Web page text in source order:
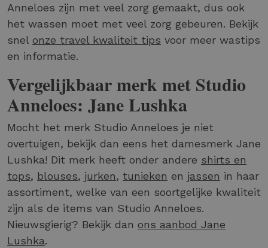
Anneloes zijn met veel zorg gemaakt, dus ook
het wassen moet met veel zorg gebeuren. Bekijk
snel onze travel kwaliteit tips voor meer wastips
en informatie.
Vergelijkbaar merk met Studio
Anneloes: Jane Lushka
Mocht het merk Studio Anneloes je niet
overtuigen, bekijk dan eens het damesmerk Jane
Lushka! Dit merk heeft onder andere shirts en
tops, blouses, jurken, tunieken en jassen in haar
assortiment, welke van een soortgelijke kwaliteit
zijn als de items van Studio Anneloes.
Nieuwsgierig? Bekijk dan ons aanbod Jane
Lushka.